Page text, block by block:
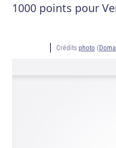
1000 points pour
Crédits photo (